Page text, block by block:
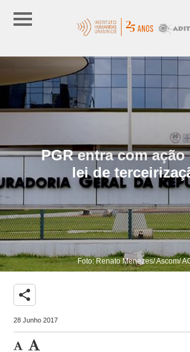
PGR entra com
lei de
Foto: Renato Menezes/ Ascom/
share
28 Junho 2017